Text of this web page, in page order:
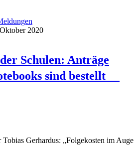
2020
Schulen: Anträge
sind bestellt
Gerhardus: „Folgekosten im Auge